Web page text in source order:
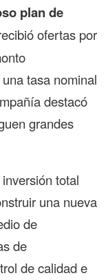
plan de
ofertas por
tasa nominal
destacó
grandes
total
una nueva
de
de
de calidad e